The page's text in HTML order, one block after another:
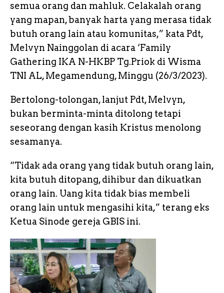
semua orang dan mahluk. Celakalah orang
yang mapan, banyak harta yang merasa tidak
butuh orang lain atau komunitas,” kata Pdt,
Melvyn Nainggolan di acara ‘Family
Gathering IKA N-HKBP Tg.Priok di Wisma
TNI AL, Megamendung, Minggu (26/3/2023).
Bertolong-tolongan, lanjut Pdt, Melvyn,
bukan berminta-minta ditolong tetapi
seseorang dengan kasih Kristus menolong
sesamanya.
“Tidak ada orang yang tidak butuh orang lain,
kita butuh ditopang, dihibur dan dikuatkan
orang lain. Uang kita tidak bias membeli
orang lain untuk mengasihi kita,” terang eks
Ketua Sinode gereja GBIS ini.